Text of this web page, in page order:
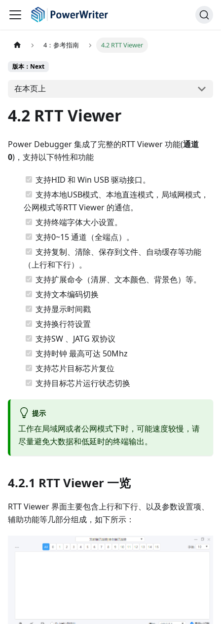
4：参考指南 4.2 RTT Viewer
版本：Next
在本页上
4.2 RTT Viewer
Power Debugger 集成了完整的RTT Viewer 功能(通道
0)，支持以下特性和功能
支持HID 和 Win USB 驱动接口。
支持本地USB模式、本地直连模式，局域网模式，
公网模式等RTT Viewer 的通信。
支持终端字体大小设置。
支持0~15 通道（全端点）。
支持复制、清除、保存到文件、自动缓存等功能
（上行和下行）。
支持扩展命令（清屏、文本颜色、背景色）等。
支持文本编码切换
支持显示时间戳
支持换行符设置
支持SW 、JATG 双协议
支持时钟 最高可达 50Mhz
支持芯片目标芯片复位
支持目标芯片运行状态切换
提示
工作在局域网或者公网模式下时，可能速度较慢，请
尽量避免大数据和低延时的终端输出。
4.2.1 RTT Viewer 一览
RTT Viewer 界面主要包含上行和下行、以及参数设置项、
辅助功能等几部分组成，如下所示：